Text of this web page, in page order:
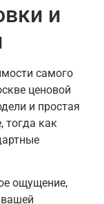
и
самого
ценовой
и простая
тогда как
ощущение,